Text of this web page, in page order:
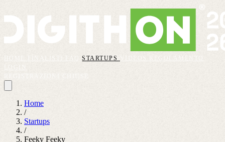
FAQSTARTUPS VIDEOS
REGOLAMENTO
Home
/
Startups
/
Feeky Feeky